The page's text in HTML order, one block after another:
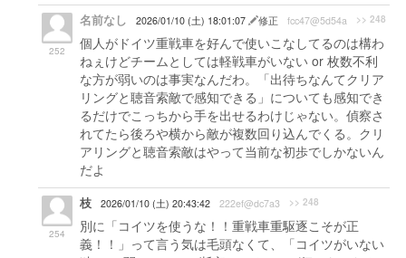
252
名前なし 2026/01/10 (土) 18:01:07 修正 fcc47@5d54a >> 248
個人がドイツ重戦車を好んで使いこなしてるのは構わ
ねぇけどチームとしては軽戦車がいない or 枚数不利
な方が弱いのは事実なんだわ。「出待ちなんてクリア
リングと聴音索敵で感知できる」についても感知でき
るだけでこっちから手を出せるわけじゃない。偵察さ
れてたら後ろや横から敵が複数回り込んでくる。クリ
アリングと聴音索敵はやって当前な初歩でしかないん
だよ
254
枝 2026/01/10 (土) 20:43:42 222ef@dc7a3 >> 248
別に「コイツを使うな！！重戦車重駆逐こそが正
義！！」って言う気は毛頭なくて、「コイツがいない